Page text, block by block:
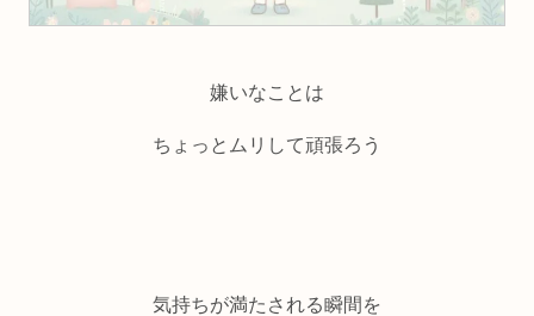
嫌いなことは
ちょっとムリして頑張ろう
気持ちが満たされる瞬間を